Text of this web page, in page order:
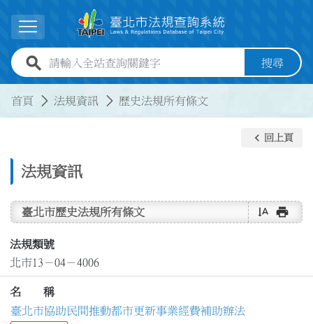
展開選單
全站查詢關鍵字欄位 搜尋
首頁 法規資訊 歷史法規所有條文
法規資訊
keyboard_arrow_left 回上頁
臺北市歷史法規所有條文 text_rotate_vertical print
法規類號
北市13－04－4006
名 稱
臺北市協助民間推動都市更新事業經費補助辦法